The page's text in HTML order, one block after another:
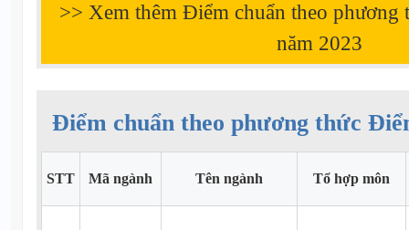
>> Xem thêm Điểm chuẩn theo
năm 2023
Điểm chuẩn theo phương thức
STT Mã ngành Tên ngành Tổ hợp môn